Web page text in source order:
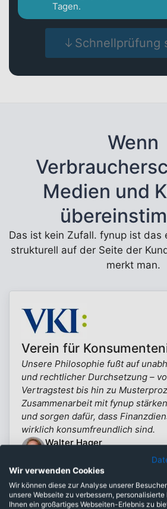
Tagen.
Schnellprüfung
Wenn
Medien und
Das ist kein Zufall. fynup ist das
strukturell auf der Seite der
merkt man.
Verein für
Unsere Philosophie fußt auf
und rechtlicher Durchsetzung –
Vertragstest bis hin zu
Zusammenarbeit mit fynup
und sorgen dafür, dass
wirklich konsumfreundlich sind.
Walter Hager
Experte Finanzdienstleistungen
Mehr erfahren
Wir verwenden Cookies
Wir können diese zur Analyse unserer
unsere Webseite zu verbessern,
Ihnen ein großartiges Webseiten-Erlebnis zu